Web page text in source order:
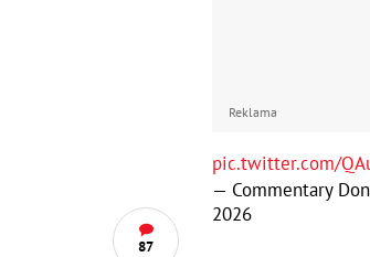
87
Reklama
pic.twitter.com/
— Commentary
2026